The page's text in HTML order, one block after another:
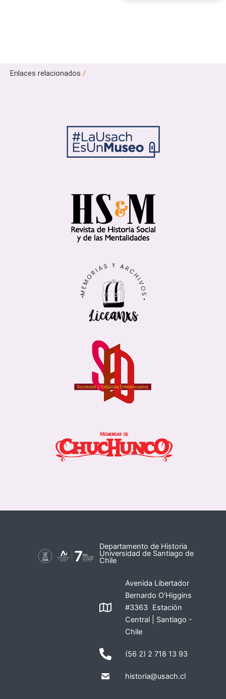
Enlaces relacionados /
Departamento de Historia
Universidad de Santiago de
Chile
Avenida Libertador
Bernardo O'Higgins
#3363 Estación
Central | Santiago -
Chile
(56 2) 2 718 13 93
historia@usach.cl